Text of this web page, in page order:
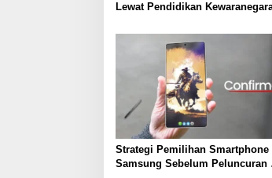
Lewat Pendidikan
Strategi Pemilihan Smartphone
Samsung Sebelum Peluncuran